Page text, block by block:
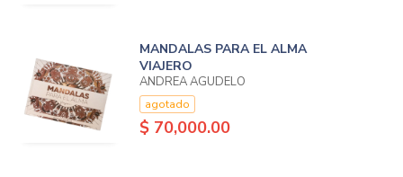
MANDALAS PARA EL ALMA
VIAJERO
ANDREA AGUDELO
agotado
$ 70,000.00